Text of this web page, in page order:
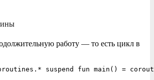
работу — то есть цикл в
suspend fun main() =